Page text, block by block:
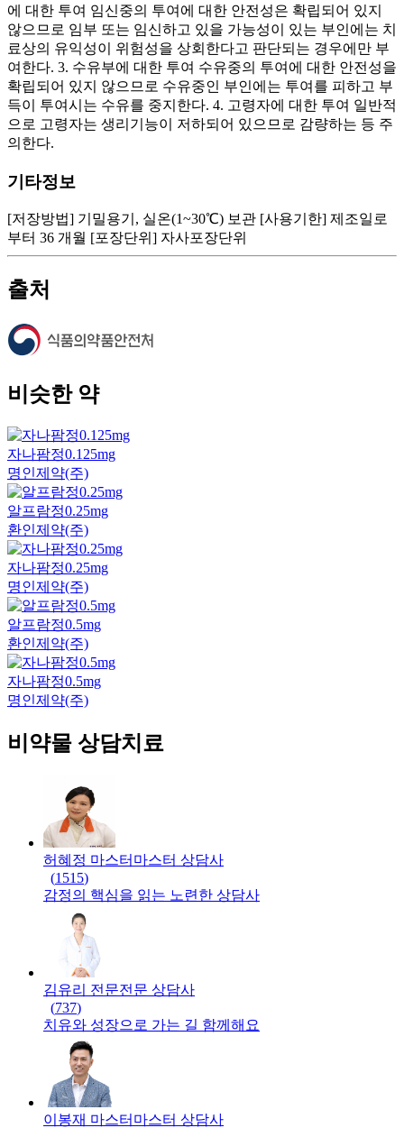
에 대한 투여 임신중의 투여에 대한 안전성은 확립되어 있지
않으므로 임부 또는 임신하고 있을 가능성이 있는 부인에는 치
료상의 유익성이 위험성을 상회한다고 판단되는 경우에만 부
여한다. 3. 수유부에 대한 투여 수유중의 투여에 대한 안전성을
확립되어 있지 않으므로 수유중인 부인에는 투여를 피하고 부
득이 투여시는 수유를 중지한다. 4. 고령자에 대한 투여 일반적
으로 고령자는 생리기능이 저하되어 있으므로 감량하는 등 주
의한다.
기타정보
[저장방법] 기밀용기, 실온(1~30℃) 보관 [사용기한] 제조일로
부터 36 개월 [포장단위] 자사포장단위
출처
비슷한 약
자나팜정0.125mg
명인제약(주)
알프람정0.25mg
환인제약(주)
자나팜정0.25mg
명인제약(주)
알프람정0.5mg
환인제약(주)
자나팜정0.5mg
명인제약(주)
비약물 상담치료
허혜정 마스터 마스터 상담사
(1515)
감정의 핵심을 읽는 노련한 상담사
김유리 전문전문 상담사
(737)
치유와 성장으로 가는 길 함께해요
이봉재 마스터 마스터 상담사